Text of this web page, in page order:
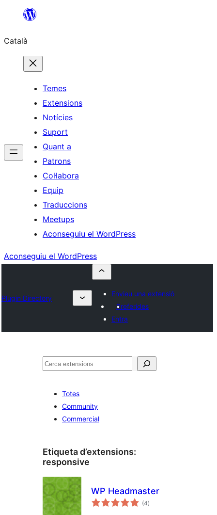
contingut
Català
Temes
Extensions
Notícies
Suport
Quant a
Patrons
Col·labora
Equip
Traduccions
Meetups
Aconseguiu el WordPress
Aconseguiu el WordPress
Plugin Directory
Envieu una extensió
Preferides
Entra
Cerca
Totes
Community
Commercial
Etiqueta d’extensions:
responsive
WP Headmaster
(4puntuacions
totals
)